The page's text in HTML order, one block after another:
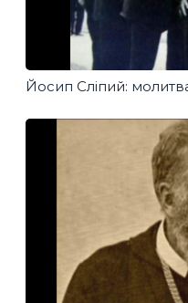
Йосип Сліпий: